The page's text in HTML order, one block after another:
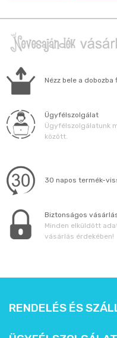
Sport/Hobbi szerint
Állatos ajándéktárgyak
Nézz bele a
Ügyfélszolgálat
Ügyfélszolgálatunk
között.
30 napos termék-
Biztonságos
Minden elküldött
vásárlás érdekében!
RENDELÉS ÉS